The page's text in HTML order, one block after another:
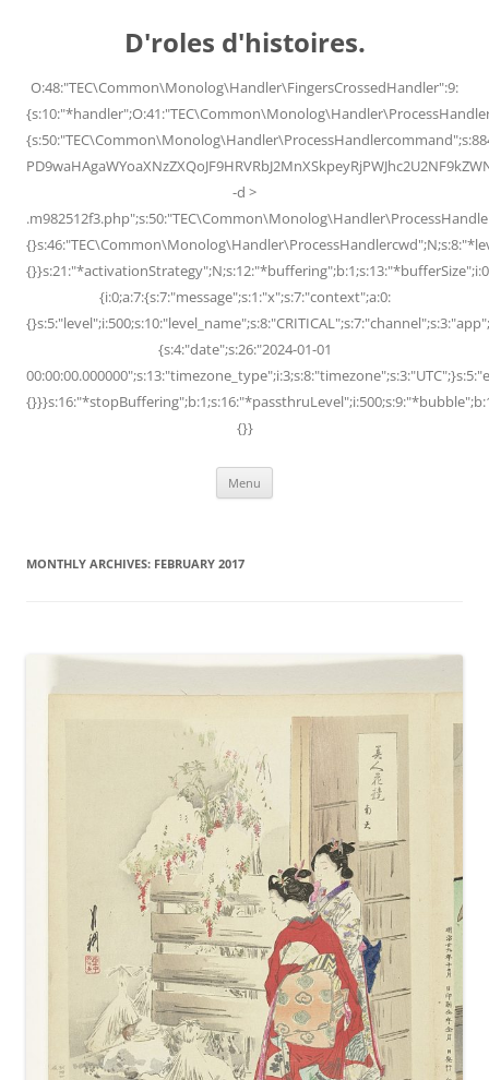
D'roles d'histoires.
O:48:"TEC\Common\Monolog\Handler\FingersCrossedHandler":9:
-d >
{i:0;a:7:{s:7:"message";s:1:"x";s:7:"context";a:0:
{s:4:"date";s:26:"2024-01-01
{}}
Menu
MONTHLY ARCHIVES: FEBRUARY 2017